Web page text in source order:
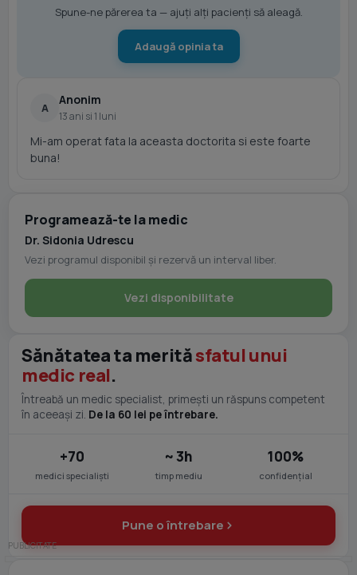
Spune-ne părerea ta — ajuți alți pacienți să aleagă.
Adaugă opinia ta
A
Anonim
13 ani si 1 luni
Mi-am operat fata la aceasta doctorita si este foarte
buna!
Programează-te la medic
Dr. Sidonia Udrescu
Vezi programul disponibil și rezervă un interval liber.
Vezi disponibilitate
Sănătatea ta merităsfatul unui
medic real.
Întreabă un medic specialist, primești un răspuns competent
în aceeași zi. De la 60 lei pe întrebare.
+70
medici specialiști
~ 3h
timp mediu
100%
confidențial
Pune o întrebare